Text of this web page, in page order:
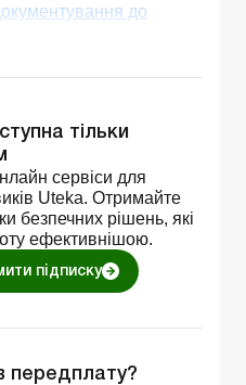
до
тільки
сервіси для
Uteka. Отримайте
безпечних рішень, які
ефективнішою.
підписку
передплату?